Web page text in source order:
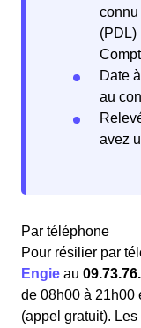
connu
(PDL)
Date
au
avez
Par téléphone
Pour résilier par
Engie au
de 08h00 à 21h00
(appel gratuit).